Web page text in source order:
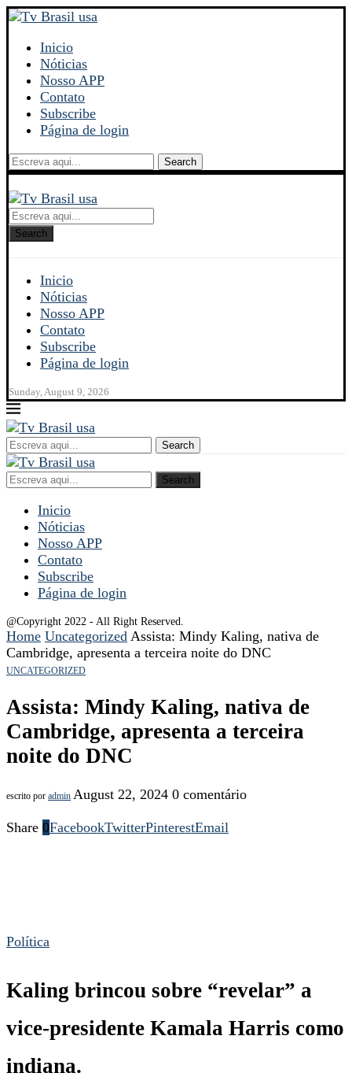
Inicio
Nóticias
Nosso APP
Contato
Subscribe
Página de login
Search
Search
Inicio
Nóticias
Nosso APP
Contato
Subscribe
Página de login
Sunday, August 9, 2026
Search
Search
Inicio
Nóticias
Nosso APP
Contato
Subscribe
Página de login
@Copyright 2022 - All Right Reserved.
Home Uncategorized Assista: Mindy Kaling, nativa de
Cambridge, apresenta a terceira noite do DNC
UNCATEGORIZED
Assista: Mindy Kaling, nativa de
Cambridge, apresenta a terceira
noite do DNC
escrito por admin August 22, 2024 0 comentário
Share 0FacebookTwitterPinterestEmail
Política
Kaling brincou sobre “revelar” a
vice-presidente Kamala Harris como
indiana.